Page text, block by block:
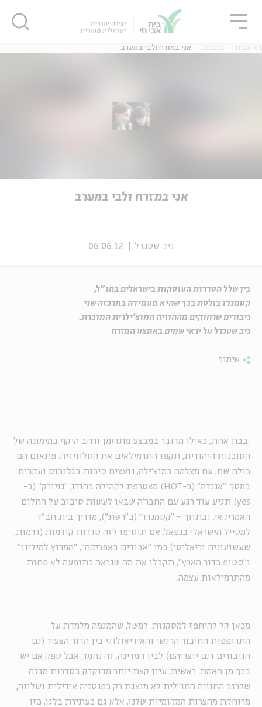
אנגלית
דף הבית כתבות אני במזרח ולבי במערב
אני במזרח ולבי במערב
ניב שטנדל 06.06.12
בין שלל הסדרות העוסקות בישראלים בחו"ל,
קטמנדו בולטת בכך שהיא מעמידה במרכזה שני
גיבורים שרחוקים מההוויה המוצ'ילרית המוכרת.
ניב שטנדל על יראי שמים באמצע המזרח
שיתוף
בבת אחת, כאילו מדובר במבצע מתוזמן ורחב היקף במימונה של
הסוכנות היהודית, תקפו התרמילאים את הטלוויזיה. פתאום הם
כולם שם, עם מצלמה במוצ'ילה, נועצים סיכות בגלובוס ועקבים
במסך. "אננדה" (ב-HOT) מצטרפת לקהילה בהודו, "נויורק" (ב-
yes) תגיע עוד רגע עם החבר'ה שבאו לעשות סיבוב על החלום
האמריקאי, ובתווך - "קטמנדו" (ב"רשת"), מדריך בית חב"ד
למטייל הישראלי בנפאל. אם תוסיפו לזה סדרות קודמות (דרמות,
שעשועונים וריאליטי) כמו "אבודים באפריקה", "המרוץ למיליון"
ו"סטופ כדור הארץ", תקבלו את מה שנראה כתופעה לא פחות
מהתרמילאות עצמה.
מכאן קל להיחפז למסקנות. למשל, שהמגמה מלמדת על
התרופפות החיבור הרגשי והאידיאולוגי בין הדור הצעיר (גם
הגיבורים וגם יוצריהם) לבין המדינה. זה נחמד, אבל ספק אם יש
בכך מן האמת. ראשית, עיון קצת יותר מדוקדק בסדרות מגלה
שלרוב החוויה החו"לית לא מוצגת רק כפנטזיה אידילית ושלווה,
מרוחקת מהצרות המקומיות שלנו, אלא גם כעתירת בלגן, כזו
סגור